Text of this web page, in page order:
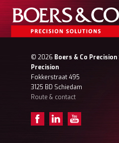
© 2026 Boers & Co
Precision
Fokkerstraat 495
3125 BD Schiedam
Route & contact